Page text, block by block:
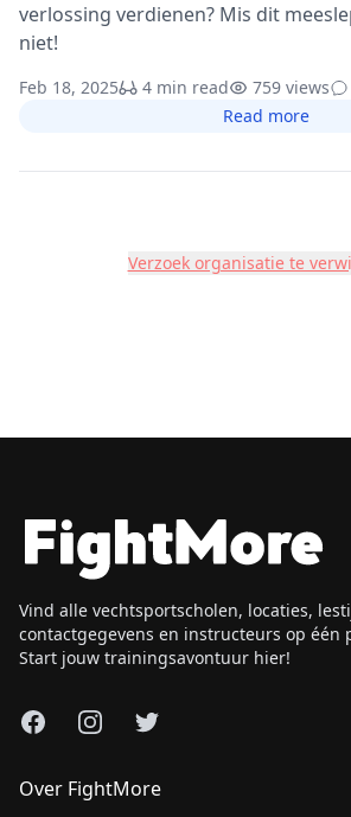
verlossing verdienen? Mis dit
niet!
Feb 18, 2025 4 min read 759 views
Read more
Verzoek organisatie te
Vind alle vechtsportscholen, locaties,
contactgegevens en instructeurs op één
Start jouw trainingsavontuur hier!
FacebookInstagram
X
Over FightMore